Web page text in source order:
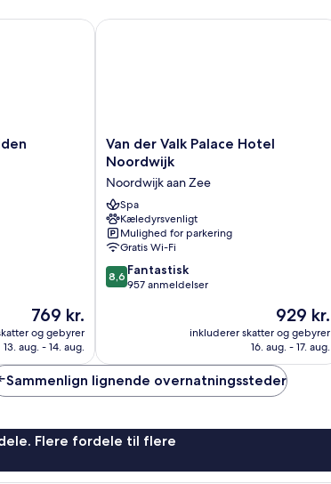
Prisen
er
769 kr.
769 kr.
og gebyrer
13. aug. - 14. aug.
Van
der
Palace
Hotel
Noordwijk
Noordwijk
aan
Zee
Van der Valk Palace Hotel
Noordwijk
Noordwijk aan Zee
Spa
Kæledyrsvenligt
Mulighed for parkering
Gratis Wi-Fi
8.6
ud
anmeldelser
8,6 Fantastisk
957 anmeldelser
Prisen
er
929 kr.
929 kr.
inkluderer skatter og gebyrer
16. aug. - 17. aug.
Van der Valk Palace Hotel Noordwijk
Sammenlign lignende overnatningssteder
Flere fordele til flere